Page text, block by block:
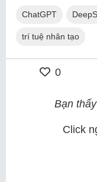
ChatGPT
trí tuệ nhân tạo
0
Bạn
Click